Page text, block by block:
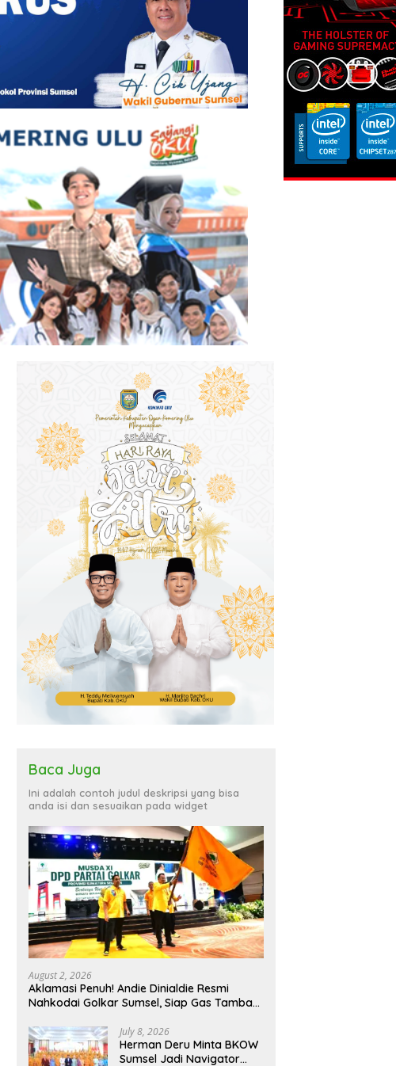
Baca Juga
Ini adalah contoh judul deskripsi yang bisa
anda isi dan sesuaikan pada widget
August 2, 2026
Aklamasi Penuh! Andie Dinialdie Resmi
Nahkodai Golkar Sumsel, Siap Gas Tambah
July 8, 2026
Herman Deru Minta BKOW
Sumsel Jadi Navigator